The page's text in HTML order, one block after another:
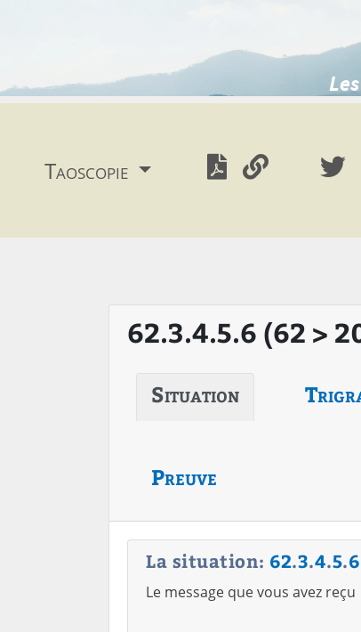
Taoscopie
62.3.4.5.6 (62 >
Situation
Preuve
La situation: 62.3.4.5.6
Le message que vous avez reçu